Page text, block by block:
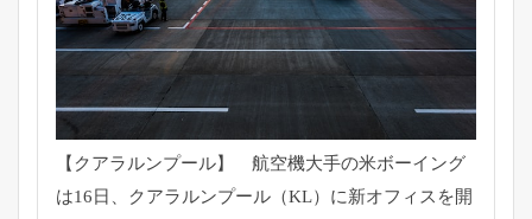
【クアラルンプール】 航空機大手の米ボーイング
は16日、クアラルンプール（KL） に新オフィスを開